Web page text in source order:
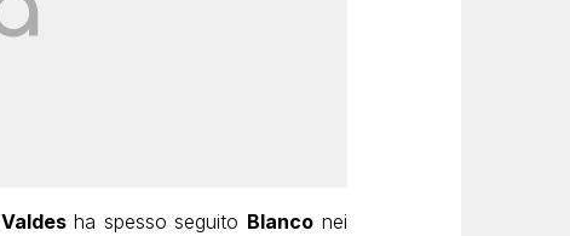
Valdesha spesso seguito Blanconei